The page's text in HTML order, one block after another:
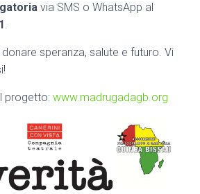
via SMS o WhatsApp al
.
speranza, salute e futuro. Vi
progetto: www.madrugadagb.org